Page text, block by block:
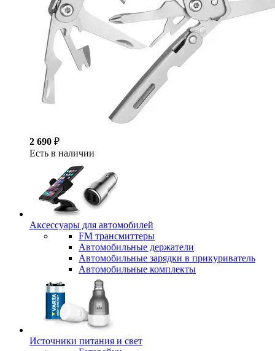
2 690 ₽
Есть в наличии
Аксессуары для автомобилей
FM трансмиттеры
Автомобильные держатели
Автомобильные зарядки в прикуриватель
Автомобильные комплекты
Источники питания и свет